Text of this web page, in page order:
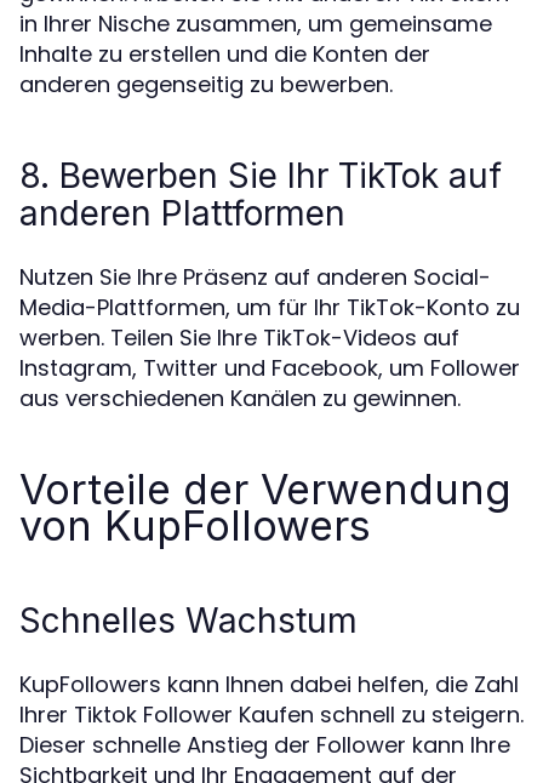
in Ihrer Nische zusammen, um gemeinsame
Inhalte zu erstellen und die Konten der
anderen gegenseitig zu bewerben.
8. Bewerben Sie Ihr TikTok auf
anderen Plattformen
Nutzen Sie Ihre Präsenz auf anderen Social-
Media-Plattformen, um für Ihr TikTok-Konto zu
werben. Teilen Sie Ihre TikTok-Videos auf
Instagram, Twitter und Facebook, um Follower
aus verschiedenen Kanälen zu gewinnen.
Vorteile der Verwendung
von KupFollowers
Schnelles Wachstum
KupFollowers kann Ihnen dabei helfen, die Zahl
Ihrer Tiktok Follower Kaufen schnell zu steigern.
Dieser schnelle Anstieg der Follower kann Ihre
Sichtbarkeit und Ihr Engagement auf der